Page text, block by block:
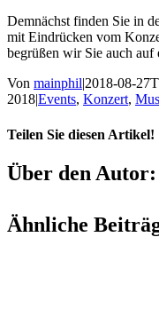
Demnächst finden Sie in
mit Eindrücken vom
begrüßen wir Sie auch auf
Von mainphil|2018-08-
2018|Events, Konzert,
Teilen Sie diesen Artikel!
Facebook
X
LinkedIn
Tumblr
Pinterest
E-
Mail
Über den Autor:
Ähnliche